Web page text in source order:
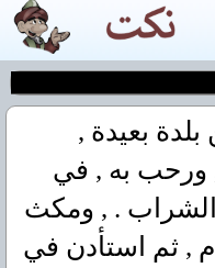
بعيدة ,
ورحب به , في
والشراب . , ومكث
, ثم استأدن في